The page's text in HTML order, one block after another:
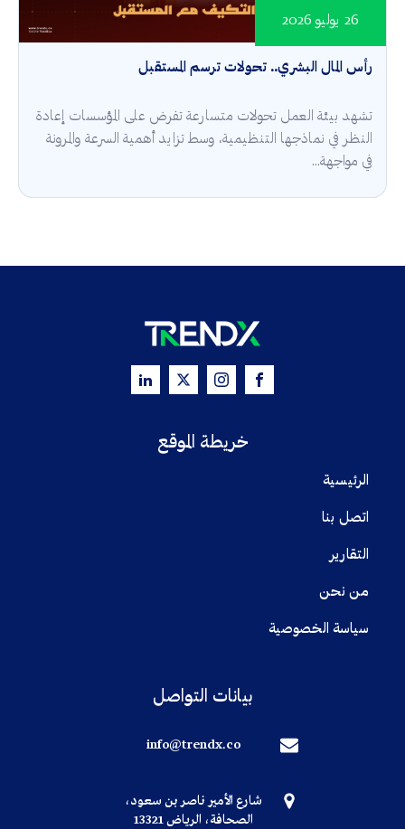
رأس المال البشري.. تحولات ترسم المستقبل
26 يوليو 2026
تشهد بيئة العمل تحولات متسارعة تفرض على المؤسسات إعادة
النظر في نماذجها التنظيمية، وسط تزايد أهمية السرعة والمرونة
في مواجهة...
خريطة الموقع
الرئيسية
اتصل بنا
التقارير
من نحن
سياسة الخصوصية
بيانات التواصل
info@trendx.co
شارع الأمير ناصر بن سعود،
الصحافة، الرياض 13321